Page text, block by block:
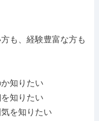
も、経験豊富な方も
知りたい
知りたい
を知りたい